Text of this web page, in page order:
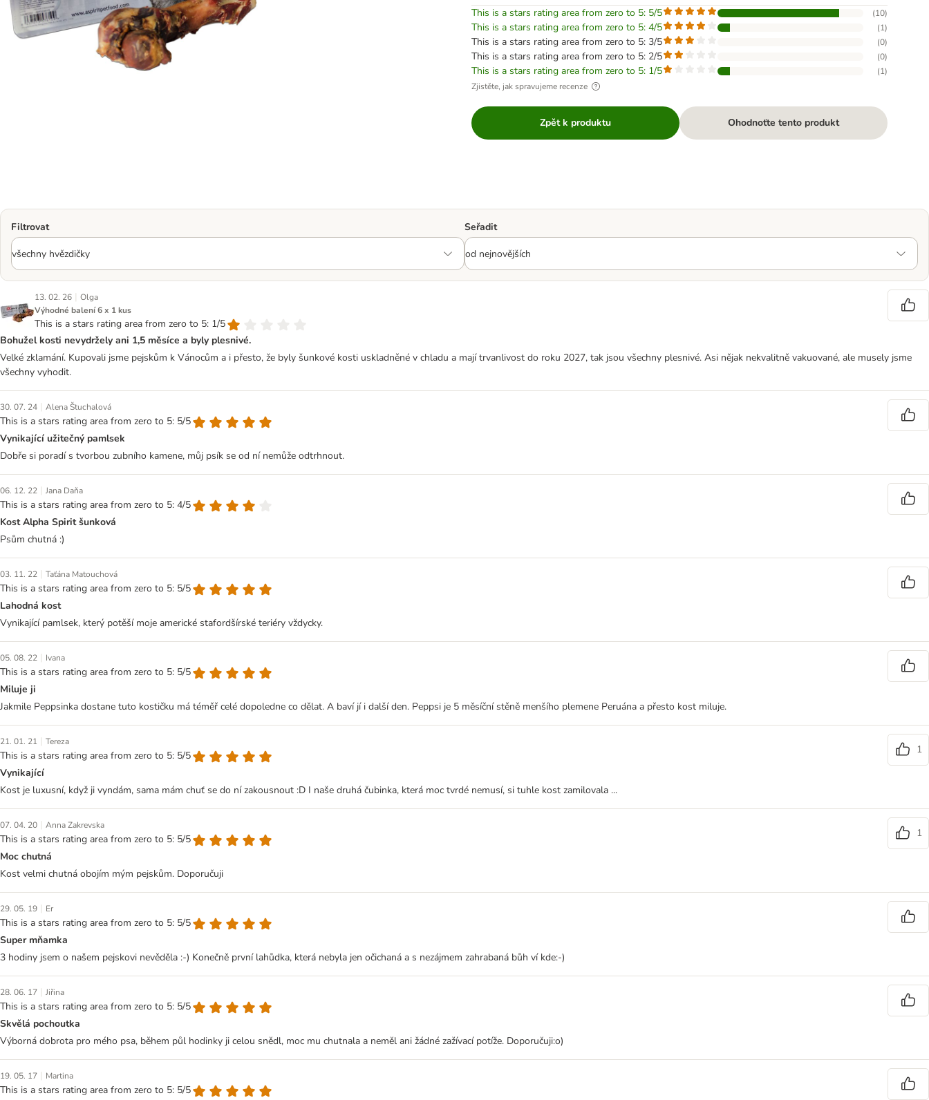
This is a stars rating area from zero to 5: 5/5
(10)
This is a stars rating area from zero to 5: 4/5 (1)
This is a stars rating area from zero to 5: 3/5 (0)
This is a stars rating area from zero to 5: 2/5 (0)
This is a stars rating area from zero to 5: 1/5 (1)
Zjistěte, jak spravujeme recenze
Zpět k produktu Ohodnoťte tento produkt
Filtrovat Seřadit
13. 02. 26 | Olga
Výhodné balení 6 x 1 kus
This is a stars rating area from zero to 5: 1/5
Bohužel kosti nevydržely ani 1,5 měsíce a byly plesnivé.
Velké zklamání. Kupovali jsme pejskům k Vánocům a i přesto, že byly šunkové kosti uskladněné v chladu a mají trvanlivost do roku 2027, tak jsou všechny plesnivé. Asi nějak nekvalitně vakuované, ale musely jsme
všechny vyhodit.
30. 07. 24 | Alena Štuchalová
This is a stars rating area from zero to 5: 5/5
Vynikající užitečný pamlsek
Dobře si poradí s tvorbou zubního kamene, můj psík se od ní nemůže odtrhnout.
06. 12. 22 | Jana Daňa
This is a stars rating area from zero to 5: 4/5
Kost Alpha Spirit šunková
Psům chutná :)
03. 11. 22 | Taťána Matouchová
This is a stars rating area from zero to 5: 5/5
Lahodná kost
Vynikající pamlsek, který potěší moje americké stafordšírské teriéry vždycky.
05. 08. 22 | Ivana
This is a stars rating area from zero to 5: 5/5
Miluje ji
Jakmile Peppsinka dostane tuto kostičku má téměř celé dopoledne co dělat. A baví jí i další den. Peppsi je 5 měsíční stěně menšího plemene Peruána a přesto kost miluje.
21. 01. 21 | Tereza
This is a stars rating area from zero to 5: 5/5
1
Vynikající
Kost je luxusní, když ji vyndám, sama mám chuť se do ní zakousnout :D I naše druhá čubinka, která moc tvrdé nemusí, si tuhle kost zamilovala ...
07. 04. 20 | Anna Zakrevska
This is a stars rating area from zero to 5: 5/5
1
Moc chutná
Kost velmi chutná obojím mým pejskům. Doporučuji
29. 05. 19 | Er
This is a stars rating area from zero to 5: 5/5
Super mňamka
3 hodiny jsem o našem pejskovi nevěděla :-) Konečně první lahůdka, která nebyla jen očichaná a s nezájmem zahrabaná bůh ví kde:-)
28. 06. 17 | Jiřina
This is a stars rating area from zero to 5: 5/5
Skvělá pochoutka
Výborná dobrota pro mého psa, během půl hodinky ji celou snědl, moc mu chutnala a neměl ani žádné zažívací potíže. Doporučuji:o)
19. 05. 17 | Martina
This is a stars rating area from zero to 5: 5/5